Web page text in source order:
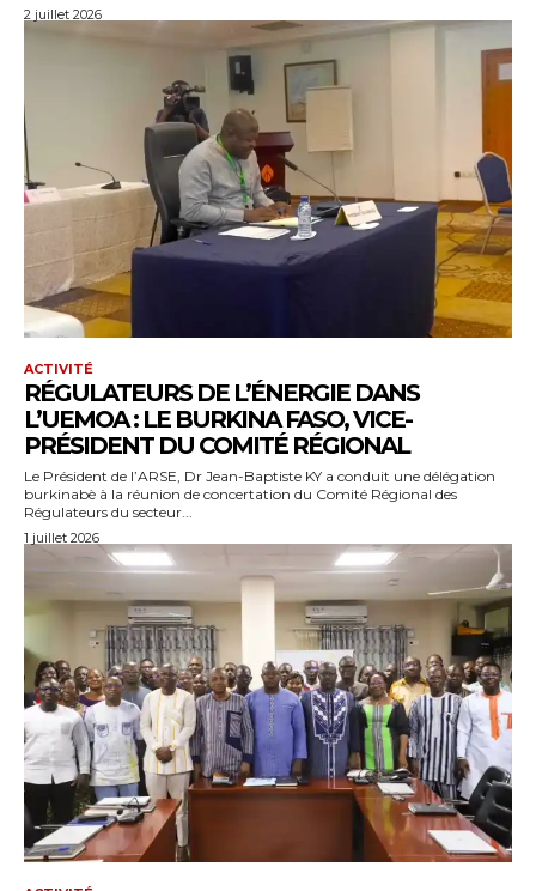
2 juillet 2026
ACTIVITÉ
RÉGULATEURS DE L’ÉNERGIE DANS
L’UEMOA : LE BURKINA FASO, VICE-
PRÉSIDENT DU COMITÉ RÉGIONAL
Le Président de l’ARSE, Dr Jean-Baptiste KY a conduit une délégation
burkinabè à la réunion de concertation du Comité Régional des
Régulateurs du secteur...
1 juillet 2026